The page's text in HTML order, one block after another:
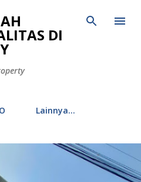
konten utama
DI
Lainnya…